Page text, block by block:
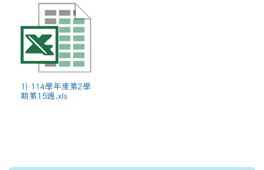
1) 114學年度第2學
期第15週.xls